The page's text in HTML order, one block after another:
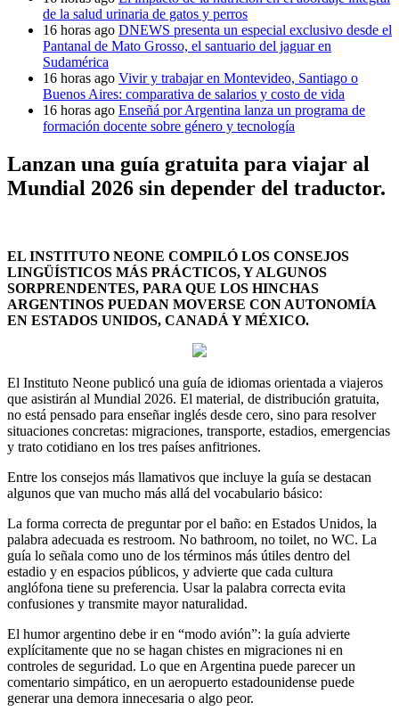
de la salud urinaria de gatos y perros
16 horas ago DNEWS presenta un especial exclusivo desde el
Pantanal de Mato Grosso, el santuario del jaguar en
Sudamérica
16 horas ago Vivir y trabajar en Montevideo, Santiago o
Buenos Aires: comparativa de salarios y costo de vida
16 horas ago Enseñá por Argentina lanza un programa de
formación docente sobre género y tecnología
Lanzan una guía gratuita para viajar al
Mundial 2026 sin depender del traductor.
EL INSTITUTO NEONE COMPILÓ LOS CONSEJOS
LINGÜÍSTICOS MÁS PRÁCTICOS, Y ALGUNOS
SORPRENDENTES, PARA QUE LOS HINCHAS
ARGENTINOS PUEDAN MOVERSE CON AUTONOMÍA
EN ESTADOS UNIDOS, CANADÁ Y MÉXICO.
El Instituto Neone publicó una guía de idiomas orientada a viajeros
que asistirán al Mundial 2026. El material, de distribución gratuita,
no está pensado para enseñar inglés desde cero, sino para resolver
situaciones concretas: migraciones, transporte, estadios, emergencias
y trato cotidiano en los tres países anfitriones.
Entre los consejos más llamativos que incluye la guía se destacan
algunos que van mucho más allá del vocabulario básico:
La forma correcta de preguntar por el baño: en Estados Unidos, la
palabra adecuada es restroom. No bathroom, no toilet, no WC. La
guía lo señala como uno de los términos más útiles dentro del
estadio y en espacios públicos, y advierte que cada cultura
anglófona tiene su preferencia. Usar la palabra correcta evita
confusiones y transmite mayor naturalidad.
El humor argentino debe ir en “modo avión”: la guía advierte
explícitamente que no se hagan chistes en migraciones ni en
controles de seguridad. Lo que en Argentina puede parecer un
comentario simpático, en un aeropuerto estadounidense puede
generar una demora innecesaria o algo peor.